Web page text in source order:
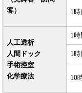
客）
1時
人工透析
人間ドック
手術控室
化学療法
1
1
10